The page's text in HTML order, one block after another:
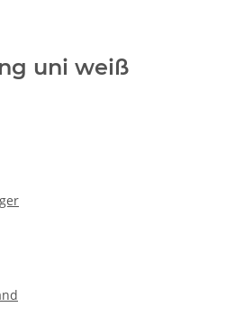
uni weiß